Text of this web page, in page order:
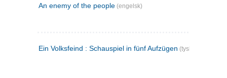
An enemy of the people (engelsk)
Ein Volksfeind : Schauspiel in fünf Aufzügen (tysk)